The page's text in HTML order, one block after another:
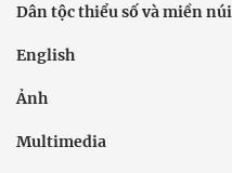
Dân tộc thiểu số và miền núi
English
Ảnh
Multimedia